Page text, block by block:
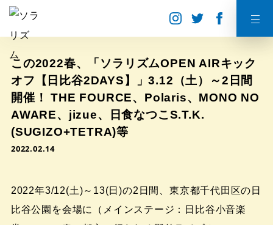
この2022春、「ソラリズムOPEN AIRキック
オフ【日比谷2DAYS】」3.12（土）～2日間
開催！ THE FOURCE、Polaris、MONO NO
AWARE、jizue、日食なつこS.T.K.
(SUGIZO+TETRA)等
2022.02.14
2022年3/12(土)～13(日)の2日間、東京都千代田区の日
比谷公園を会場に（メインステージ：日比谷小音楽